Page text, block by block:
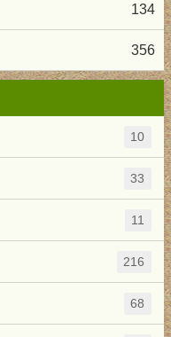
134
356
10
33
11
216
68